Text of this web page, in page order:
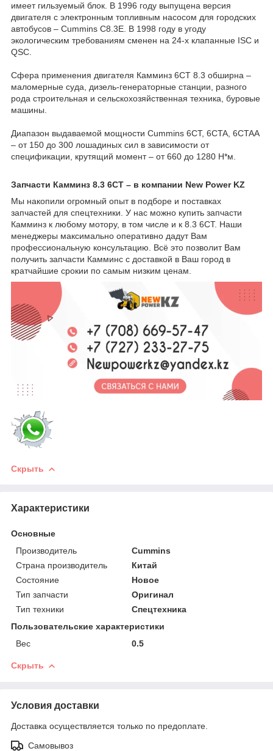
имеет гильзуемый блок. В 1996 году выпущена версия
двигателя с электронным топливным насосом для городских
автобусов – Cummins C8.3E. В 1998 году в угоду
экологическим требованиям сменен на 24-х клапанные ISС и
QSС.
Сфера применения двигателя Камминз 6CT 8.3 обширна –
маломерные суда, дизель-генераторные станции, разного
рода строительная и сельскохозяйственная техника, буровые
машины.
Диапазон выдаваемой мощности Cummins 6CT, 6CTA, 6CTAA
– от 150 до 300 лошадиных сил в зависимости от
спецификации, крутящий момент – от 660 до 1280 Н*м.
Запчасти Камминз 8.3 6CT – в компании New Power KZ
Мы накопили огромный опыт в подборе и поставках
запчастей для спецтехники. У нас можно купить запчасти
Камминз к любому мотору, в том числе и к 8.3 6CT. Наши
менеджеры максимально оперативно дадут Вам
профессиональную консультацию. Всё это позволит Вам
получить запчасти Камминс с доставкой в Ваш город в
кратчайшие срокии по самым низким ценам.
Скрыть
Характеристики
Основные
Производитель
Cummins
Страна производитель
Китай
Состояние
Новое
Тип запчасти
Оригинал
Тип техники
Спецтехника
Пользовательские характеристики
Вес
0.5
Скрыть
Условия доставки
Доставка осуществляется только по предоплате.
Самовывоз